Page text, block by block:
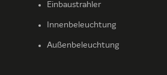
Einbaustrahler
Innenbeleuchtung
Außenbeleuchtung